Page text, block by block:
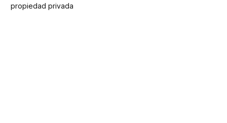
propiedad privada